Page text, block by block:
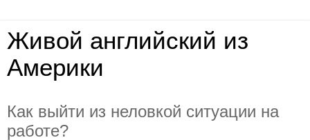
Живой английский из
Америки
Как выйти из неловкой ситуации на
работе?